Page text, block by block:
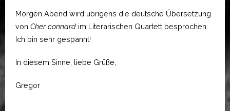
Morgen Abend wird übrigens die deutsche Übersetzung
von Cher connard im Literarischen Quartett besprochen.
Ich bin sehr gespannt!
In diesem Sinne, liebe Grüße,
Gregor